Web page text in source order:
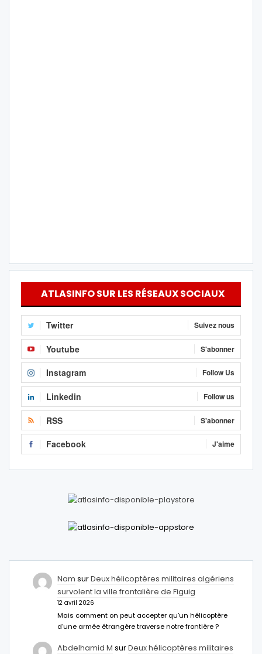
ATLASINFO SUR LES RÉSEAUX SOCIAUX
Twitter Suivez nous
Youtube S'abonner
Instagram Follow Us
Linkedin Follow us
RSS S'abonner
Facebook J'aime
Nam surDeux hélicoptères militaires algériens
survolent la ville frontalière de Figuig
12 avril 2026
Mais comment on peut accepter qu’un hélicoptère
d’une armée étrangère traverse notre frontière ?
Abdelhamid M surDeux hélicoptères militaires